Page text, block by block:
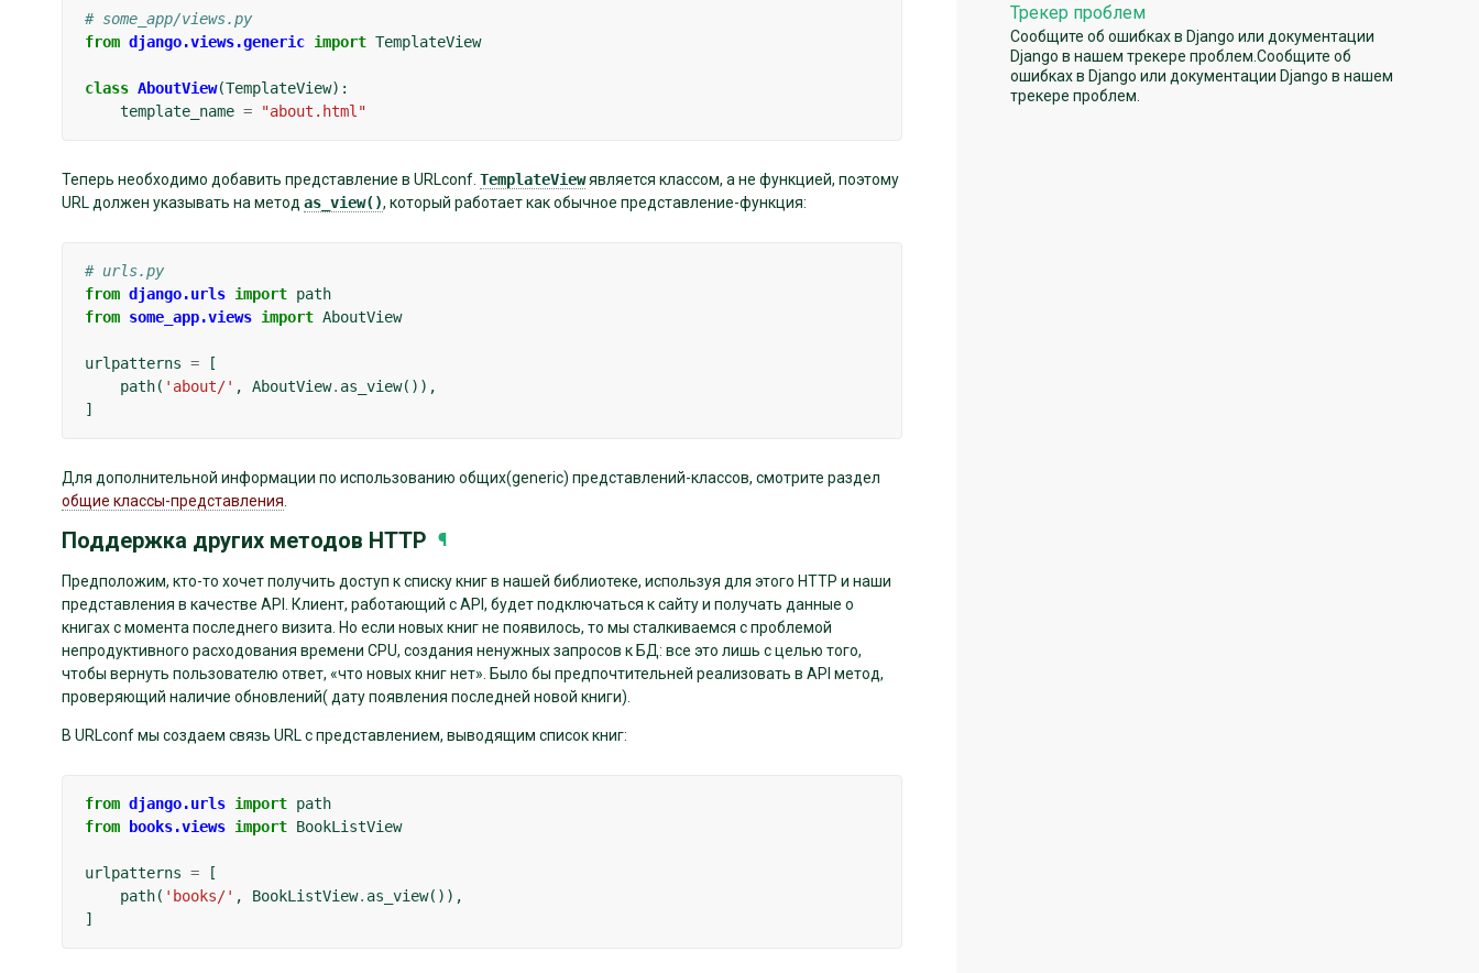
# some_app/views.py
from django.views.generic import TemplateView
class AboutView(TemplateView):
template_name = "about.html"
Теперь необходимо добавить представление в URLconf. TemplateViewявляется классом, а не функцией, поэтому
URL должен указывать на метод as_view(), который работает как обычное представление-функция:
# urls.py
from django.urls import path
from some_app.views import AboutView
urlpatterns =
[
path( 'about/' , AboutView. as_view()),
]
Для дополнительной информации по использованию общих(generic) представлений-классов, смотрите раздел
общие классы-представления.
Поддержка других методов HTTP ¶
Предположим, кто-то хочет получить доступ к списку книг в нашей библиотеке, используя для этого HTTP и наши
представления в качестве API. Клиент, работающий с API, будет подключаться к сайту и получать данные о
книгах с момента последнего визита. Но если новых книг не появилось, то мы сталкиваемся с проблемой
непродуктивного расходования времени CPU, создания ненужных запросов к БД: все это лишь с целью того,
чтобы вернуть пользователю ответ, «что новых книг нет». Было бы предпочтительней реализовать в API метод,
проверяющий наличие обновлений( дату появления последней новой книги).
В URLconf мы создаем связь URL с представлением, выводящим список книг:
from django.urls import path
from
books.views import BookListView
urlpatterns =
[
path( 'books/' , BookListView. as_view()),
]
Трекер проблем
Сообщите об ошибках в Django или документации
Django в нашем трекере проблем.Сообщите об
ошибках в Django или документации Django в нашем
трекере проблем.